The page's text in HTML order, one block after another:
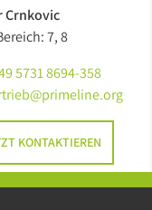
Crnkovic
7, 8
5731 8694-358
KONTAKTIEREN